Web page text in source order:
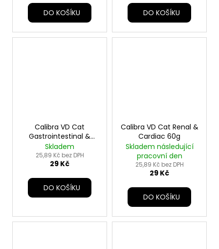
DO KOŠÍKU DO KOŠÍKU
Calibra VD Cat
Gastrointestinal &
Pancreas 60g
Skladem
25,89 Kč bez DPH
29 Kč
DO KOŠÍKU
Calibra VD Cat Renal &
Cardiac 60g
Skladem následující
pracovní den
25,89 Kč bez DPH
29 Kč
DO KOŠÍKU